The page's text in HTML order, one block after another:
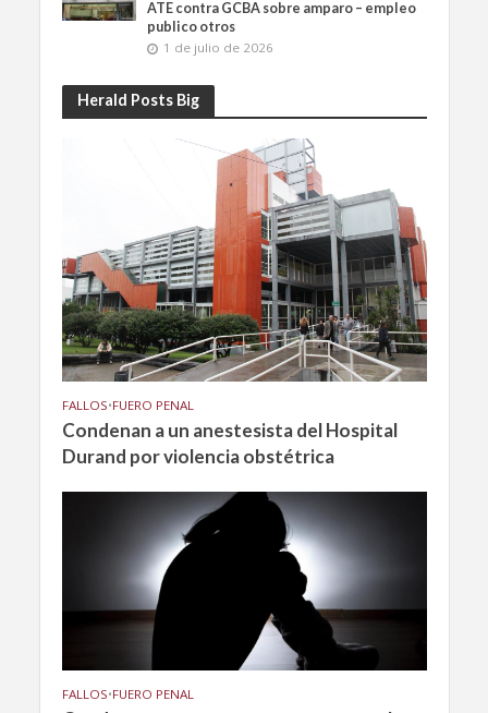
ATE contra GCBA sobre amparo – empleo
publico otros
1 de julio de 2026
Herald Posts Big
FALLOS•FUERO PENAL
Condenan a un anestesista del Hospital
Durand por violencia obstétrica
FALLOS•FUERO PENAL